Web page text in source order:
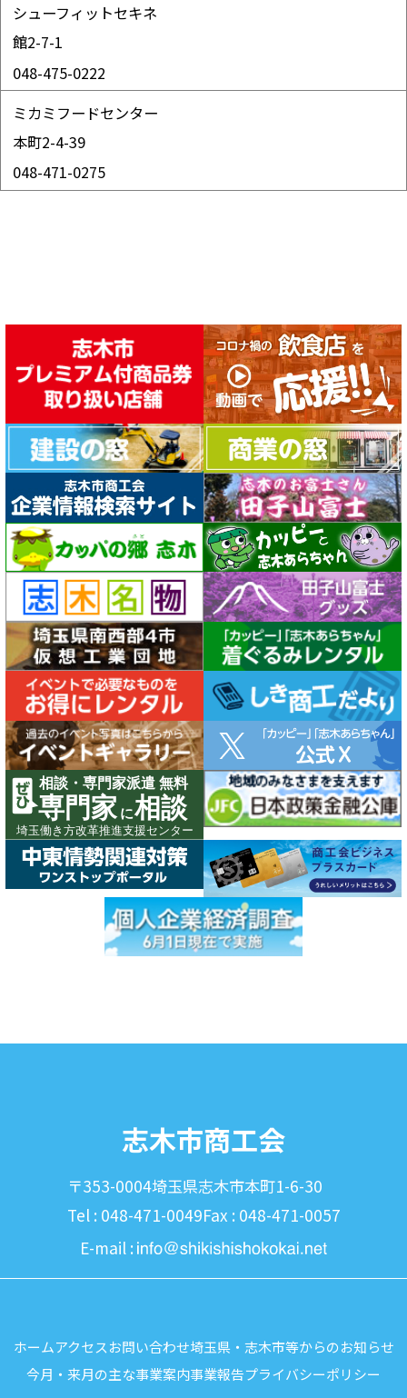
シューフィットセキネ
館2-7-1
048-475-0222
ミカミフードセンター
本町2-4-39
048-471-0275
志木市商工会
〒353-0004埼玉県志木市本町1-6-30
Tel : 048-471-0049Fax : 048-471-0057
E-mail :
ホームアクセスお問い合わせ埼玉県・志木市等からのお知らせ
今月・来月の主な事業案内事業報告プライバシーポリシー